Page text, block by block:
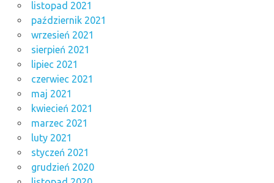
listopad 2021
październik 2021
wrzesień 2021
sierpień 2021
lipiec 2021
czerwiec 2021
maj 2021
kwiecień 2021
marzec 2021
luty 2021
styczeń 2021
grudzień 2020